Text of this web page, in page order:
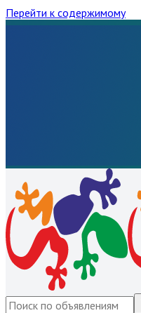
Перейти к содержимому